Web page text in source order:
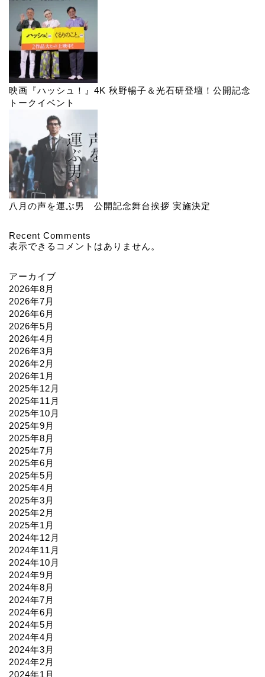
映画『ハッシュ！』4K 秋野暢子＆光石研登壇！公開記念
トークイベント
八月の声を運ぶ男 公開記念舞台挨拶 実施決定
Recent Comments
表示できるコメントはありません。
アーカイブ
2026年8月
2026年7月
2026年6月
2026年5月
2026年4月
2026年3月
2026年2月
2026年1月
2025年12月
2025年11月
2025年10月
2025年9月
2025年8月
2025年7月
2025年6月
2025年5月
2025年4月
2025年3月
2025年2月
2025年1月
2024年12月
2024年11月
2024年10月
2024年9月
2024年8月
2024年7月
2024年6月
2024年5月
2024年4月
2024年3月
2024年2月
2024年1月